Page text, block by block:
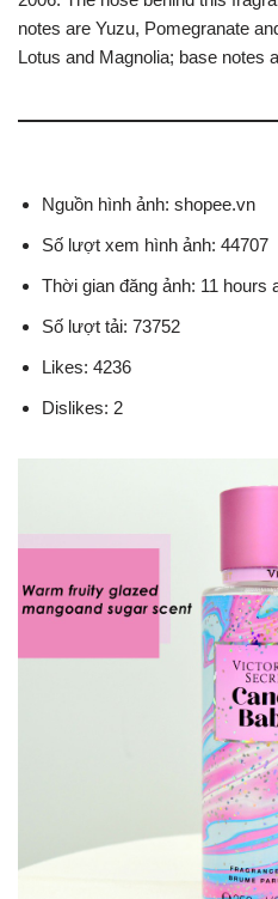
notes are Yuzu, Pomegranate
Lotus and Magnolia; base notes
Nguồn hình ảnh: shopee.vn
Số lượt xem hình ảnh: 44707
Thời gian đăng ảnh: 11 hours
Số lượt tải: 73752
Likes: 4236
Dislikes: 2